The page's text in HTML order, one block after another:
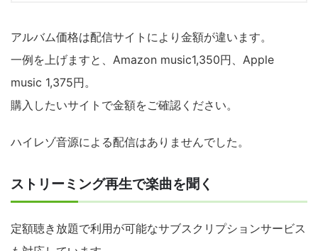
アルバム価格は配信サイトにより金額が違います。
一例を上げますと、Amazon music1,350円、Apple
music 1,375円。
購入したいサイトで金額をご確認ください。
ハイレゾ音源による配信はありませんでした。
ストリーミング再生で楽曲を聞く
定額聴き放題で利用が可能なサブスクリプションサービス